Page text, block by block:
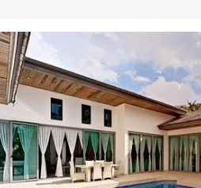
Объект в управлении VillaCarte